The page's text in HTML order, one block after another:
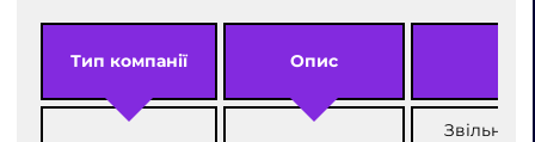
Тип компанії Опис